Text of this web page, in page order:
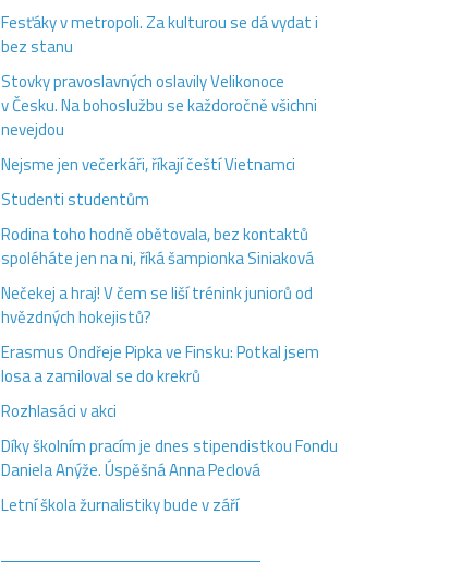
Fesťáky v metropoli. Za kulturou se dá vydat i
bez stanu
Stovky pravoslavných oslavily Velikonoce
v Česku. Na bohoslužbu se každoročně všichni
nevejdou
Nejsme jen večerkáři, říkají čeští Vietnamci
Studenti studentům
Rodina toho hodně obětovala, bez kontaktů
spoléháte jen na ni, říká šampionka Siniaková
Nečekej a hraj! V čem se liší trénink juniorů od
hvězdných hokejistů?
Erasmus Ondřeje Pipka ve Finsku: Potkal jsem
losa a zamiloval se do krekrů
Rozhlasáci v akci
Díky školním pracím je dnes stipendistkou Fondu
Daniela Anýže. Úspěšná Anna Peclová
Letní škola žurnalistiky bude v září